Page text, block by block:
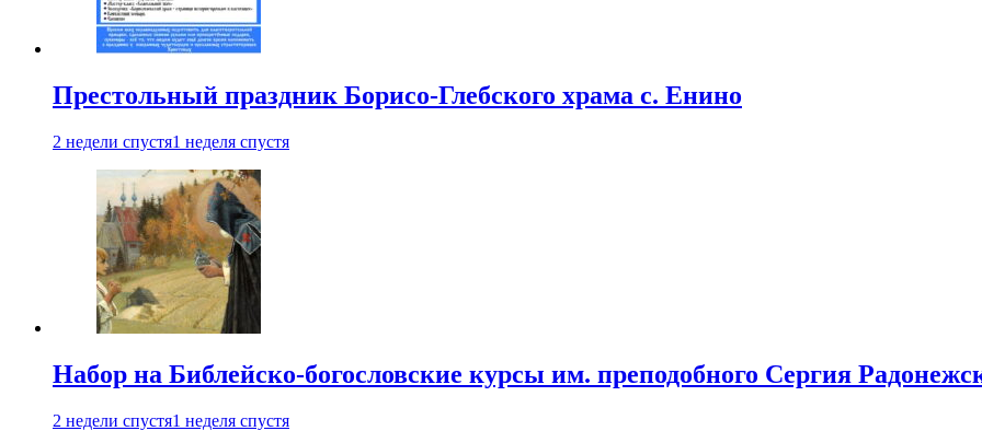
Престольный праздник Борисо-Глебского храма с. Енино
2 недели спустя1 неделя спустя
Набор на Библейско-богословские курсы им. преподобного Сергия
2 недели спустя1 неделя спустя